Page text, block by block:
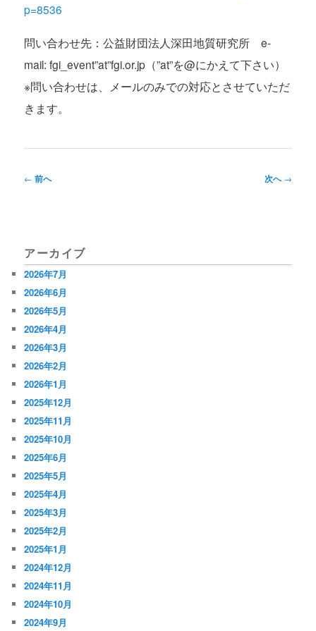
p=8536
問い合わせ先：公益財団法人深田地質研究所 e-
mail: fgi_event”at”fgi.or.jp（”at”を@にかえて下さい）
※問い合わせは、メールのみでの対応とさせていただ
きます。
投
ゲ
ー
シ
ョ
ン
← 前へ 次へ→
アーカイブ
2026年7月
2026年6月
2026年5月
2026年4月
2026年3月
2026年2月
2026年1月
2025年12月
2025年11月
2025年10月
2025年6月
2025年5月
2025年4月
2025年3月
2025年2月
2025年1月
2024年12月
2024年11月
2024年10月
2024年9月